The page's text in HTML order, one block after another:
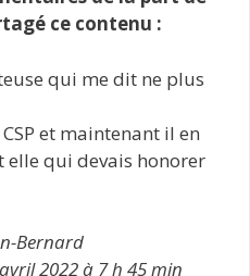
ce contenu :
qui me dit ne plus
et maintenant il en
elle qui devais honorer
Bernard
2022 à 7 h 45 min